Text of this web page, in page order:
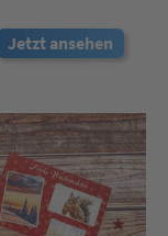
Jetzt ansehen